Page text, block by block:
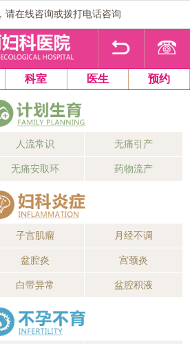
请在线咨询或拨打电话咨询
1 2 3 4
科室 医生 预约
人流常识 无痛引产
无痛安取环 药物流产
子宫肌瘤 月经不调
盆腔炎 宫颈炎
白带异常 盆腔积液